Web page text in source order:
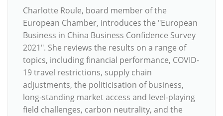
Charlotte Roule, board member of the
European Chamber, introduces the "European
Business in China Business Confidence Survey
2021". She reviews the results on a range of
topics, including financial performance, COVID-
19 travel restrictions, supply chain
adjustments, the politicisation of business,
long-standing market access and level-playing
field challenges, carbon neutrality, and the